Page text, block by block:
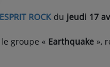
ROCK du jeudi 17
groupe « Earthquake »,